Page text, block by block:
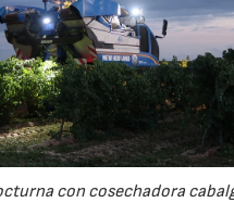
con cosechadora